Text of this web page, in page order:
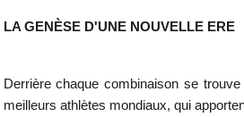
LA GENÈSE D'UNE NOUVELLE ERE
Derrière chaque combinaison se
meilleurs athlètes mondiaux, qui